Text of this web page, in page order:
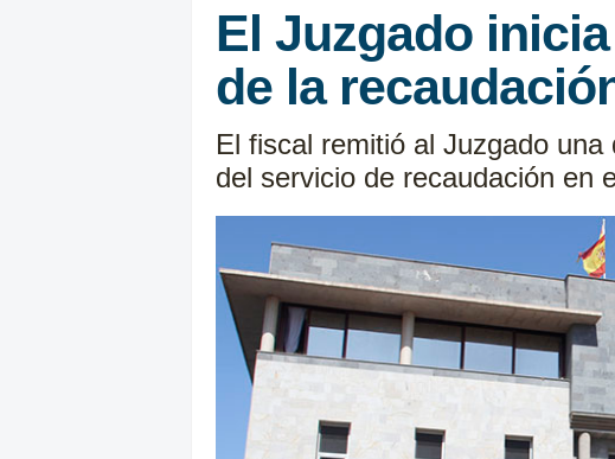
El Juzgado
de la
El fiscal remitió al Juzgado
del servicio de recaudación en